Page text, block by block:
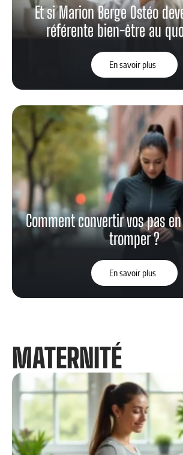
Et si Marion Berge Ostéo
référente bien-être au
En savoir plus
Comment convertir vos pas
tromper ?
En savoir plus
MATERNITÉ